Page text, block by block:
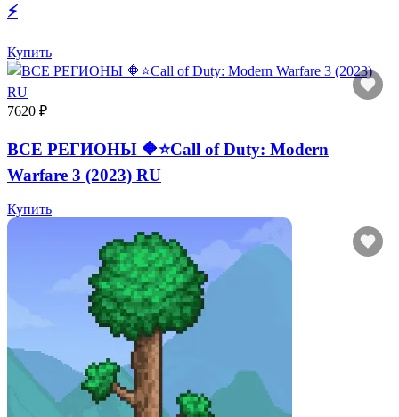
⚡️
Купить
7620 ₽
ВСЕ РЕГИОНЫ 🔶⭐Call of Duty: Modern
Warfare 3 (2023) RU
Купить